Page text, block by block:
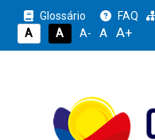
Glossário FAQ
A
A A- A A+